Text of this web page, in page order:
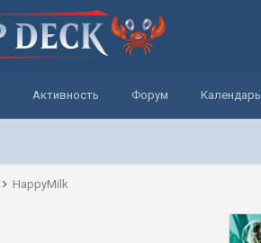
Активность Форум Календарь
HappyMilk